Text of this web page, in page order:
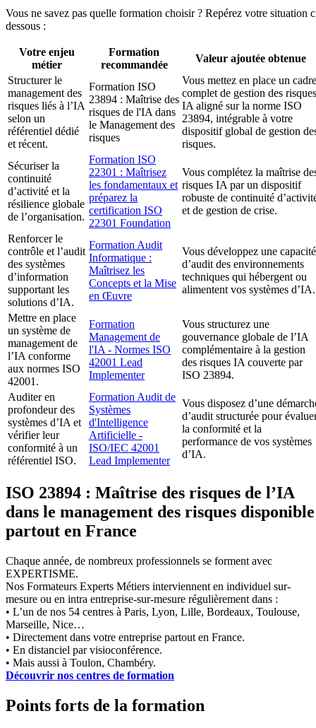
Vous ne savez pas quelle formation choisir ? Repérez votre situation
dessous :
Votre enjeu
métier
Formation
recommandée
Valeur ajoutée obtenue
Structurer le
management des
risques liés à l’IA
selon un
référentiel dédié
et récent.
Formation ISO
23894 : Maîtrise des
risques de l'IA dans
le Management des
risques
Vous mettez en place un cadre
complet de gestion des risques
IA aligné sur la norme ISO
23894, intégrable à votre
dispositif global de gestion
risques.
Sécuriser la
continuité
d’activité et la
résilience globale
de l’organisation.
Formation ISO
22301 : Maîtrisez
les fondamentaux et
préparez la
certification ISO
22301 Foundation
Vous complétez la maîtrise
risques IA par un dispositif
robuste de continuité
et de gestion de crise.
Renforcer le
contrôle et l’audit
des systèmes
d’information
supportant les
solutions d’IA.
Formation Audit
Informatique :
Maîtrisez les
Concepts et la Mise
en Œuvre
Vous développez une capacité
d’audit des environnements
techniques qui hébergent ou
alimentent vos systèmes d’IA.
Mettre en place
un système de
management de
l’IA conforme
aux normes ISO
42001.
Formation
Management de
l'IA - Normes ISO
42001 Lead
Implementer
Vous structurez une
gouvernance globale de l’IA
complémentaire à la gestion
des risques IA couverte par
ISO 23894.
Auditer en
profondeur des
systèmes d’IA et
vérifier leur
conformité à un
référentiel ISO.
Formation Audit de
Systèmes
d'Intelligence
Artificielle -
ISO/IEC 42001
Lead Implementer
Vous disposez d’une
d’audit structurée pour
la conformité et la
performance de vos systèmes
d’IA.
ISO 23894 : Maîtrise des risques de l’IA
dans le management des risques disponible
partout en France
Chaque année, de nombreux professionnels se forment avec
EXPERTISME.
Nos Formateurs Experts Métiers interviennent en individuel sur-
mesure ou en intra entreprise-sur-mesure régulièrement dans :
• L’un de nos 54 centres à Paris, Lyon, Lille, Bordeaux, Toulouse,
Marseille, Nice…
• Directement dans votre entreprise partout en France.
• En distanciel par visioconférence.
• Mais aussi à Toulon, Chambéry.
Découvrir nos centres de formation
Points forts de la formation